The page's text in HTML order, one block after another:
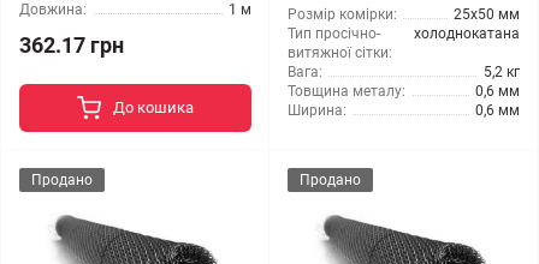
Довжина:
1 м
362.17 грн
До кошика
Розмір комірки:
25x50 мм
Тип просічно-
витяжної сітки:
холоднокатана
Вага:
5,2 кг
Товщина металу:
0,6 мм
Ширина:
0,6 мм
Продано Продано